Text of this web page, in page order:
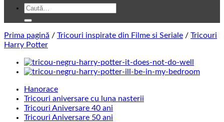
Caută
Prima pagină / Tricouri inspirate din Filme si Seriale / Tricouri
Harry Potter
Hanorace
Tricouri aniversare cu luna nasterii
Tricouri Aniversare 40 ani
Tricouri Aniversare 50 ani